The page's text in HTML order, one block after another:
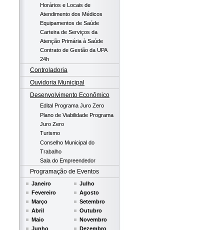
Horários e Locais de
Atendimento dos Médicos
Equipamentos de Saúde
Carteira de Serviços da
Atenção Primária à Saúde
Contrato de Gestão da UPA
24h
Controladoria
Ouvidoria Municipal
Desenvolvimento Econômico
Edital Programa Juro Zero
Plano de Viabilidade Programa
Juro Zero
Turismo
Conselho Municipal do
Trabalho
Sala do Empreendedor
Programação de Eventos
Janeiro
Fevereiro
Março
Abril
Maio
Junho
Julho
Agosto
Setembro
Outubro
Novembro
Dezembro